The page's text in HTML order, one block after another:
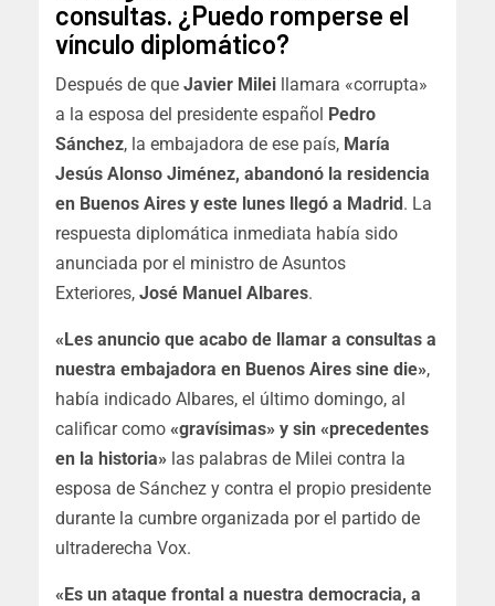
consultas. ¿Puedo romperse el
vínculo diplomático?
Después de que Javier Milei llamara «corrupta»
a la esposa del presidente español Pedro
Sánchez, la embajadora de ese país, María
Jesús Alonso Jiménez, abandonó la residencia
en Buenos Aires y este lunes llegó a Madrid. La
respuesta diplomática inmediata había sido
anunciada por el ministro de Asuntos
Exteriores, José Manuel Albares.
«Les anuncio que acabo de llamar a consultas a
nuestra embajadora en Buenos Aires sine die»,
había indicado Albares, el último domingo, al
calificar como «gravísimas» y sin «precedentes
en la historia» las palabras de Milei contra la
esposa de Sánchez y contra el propio presidente
durante la cumbre organizada por el partido de
ultraderecha Vox.
«Es un ataque frontal a nuestra democracia, a